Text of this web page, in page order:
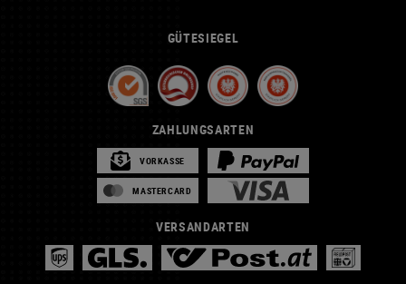
GÜTESIEGEL
ZAHLUNGSARTEN
VORKASSE
MASTERCARD
VERSANDARTEN